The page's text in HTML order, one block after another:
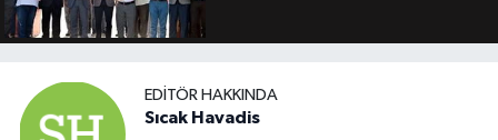
EDITÖR HAKKINDA
Sıcak Havadis